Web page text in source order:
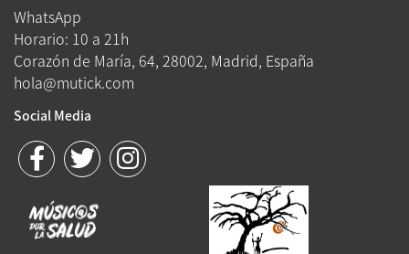
WhatsApp
Horario: 10 a 21h
Corazón de María, 64, 28002, Madrid, España
hola@mutick.com
Social Media